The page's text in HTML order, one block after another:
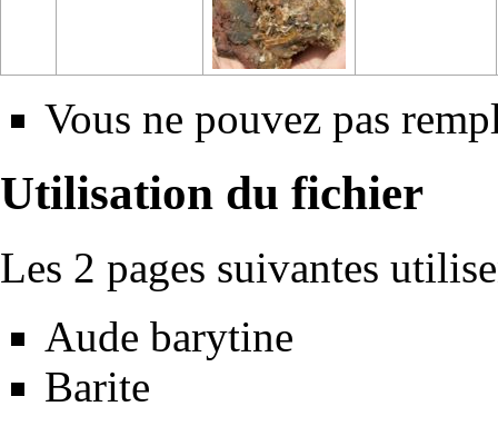
Vous ne pouvez pas
Utilisation du fichier
Les 2 pages suivantes
Aude barytine
Barite